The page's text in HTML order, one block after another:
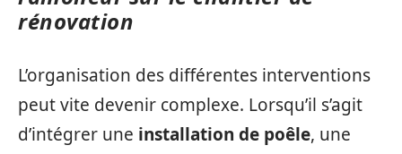
rénovation
L’organisation des différentes interventions
peut vite devenir complexe. Lorsqu’il s’agit
d’intégrer une installation de poêle, une